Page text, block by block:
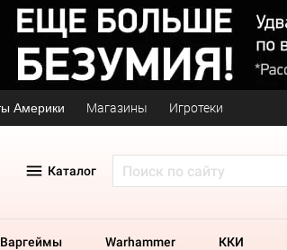
Америки Магазины Игротеки
Каталог
Варгеймы Warhammer ККИ